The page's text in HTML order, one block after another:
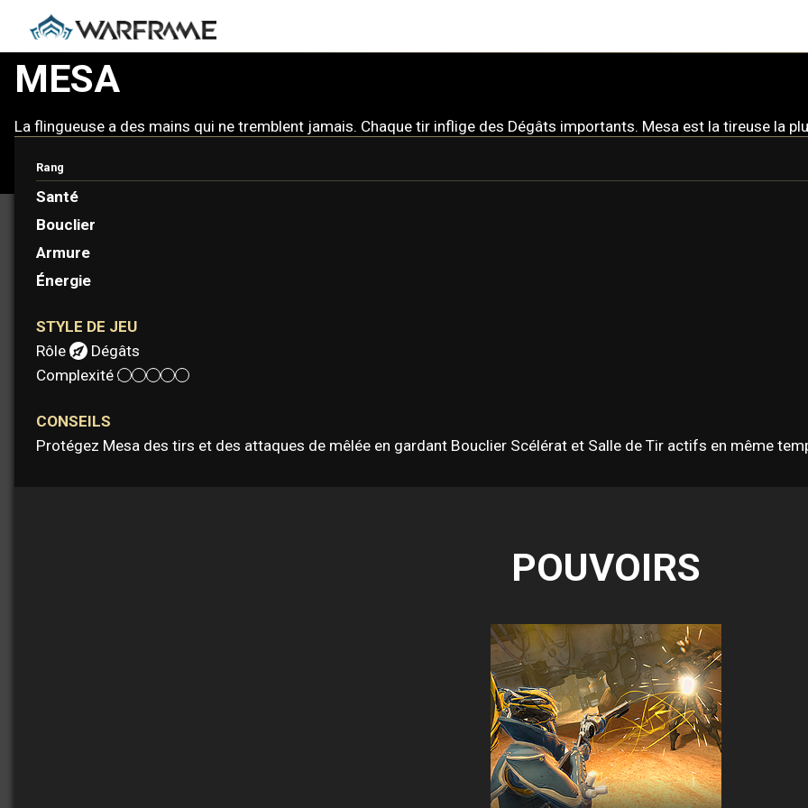
MESA
La flingueuse a des mains qui ne tremblent jamais. Chaque tir inflige des Dégâts importants. Mesa est la tireuse la
Rang
Santé
Bouclier
Armure
Énergie
STYLE DE JEU
Rôle :
Dégâts
Complexité :
CONSEILS
Protégez Mesa des tirs et des attaques de mêlée en gardant Bouclier Scélérat et Salle de Tir actifs en même
POUVOIRS